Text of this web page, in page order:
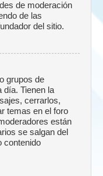
de moderación
de las
del sitio.
grupos de
día. Tienen la
cerrarlos,
temas en el foro
están
se salgan del
contenido